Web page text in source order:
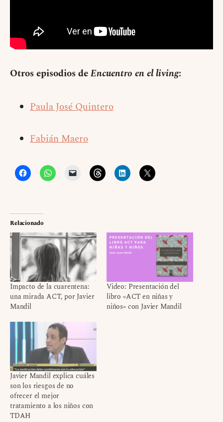
Otros episodios deEncuentro en el living:
Paula José Quintero
Fabián Maero
Relacionado
Impacto de la cuarentena:
una mirada ACT, por Javier
Mandil
Video: Presentación del
libro «ACT en niñas y
niños» con Javier Mandil
Javier Mandil explica cuáles
son los riesgos de no
ofrecer el mejor
tratamiento a los niños con
TDAH